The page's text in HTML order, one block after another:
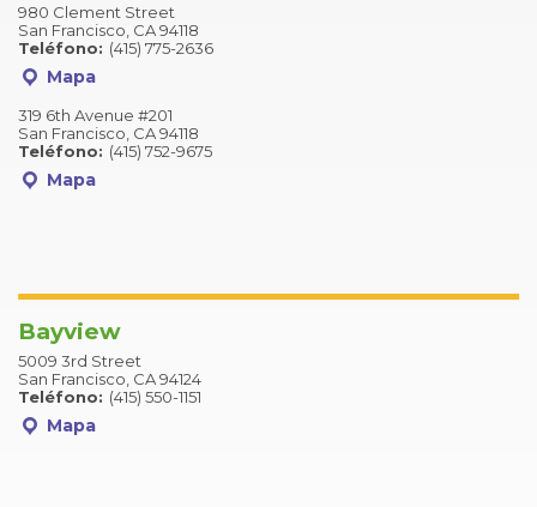
980 Clement Street
San Francisco, CA 94118
Teléfono: (415) 775-2636
Mapa
319 6th Avenue #201
San Francisco, CA 94118
Teléfono: (415) 752-9675
Mapa
Bayview
5009 3rd Street
San Francisco, CA 94124
Teléfono: (415) 550-1151
Mapa